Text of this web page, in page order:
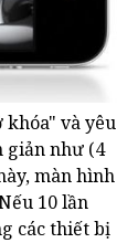
và yêu
giản như (4
màn hình
10 lần
các thiết bị